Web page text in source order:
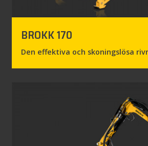
BROKK 170
Den effektiva och skoningslösa